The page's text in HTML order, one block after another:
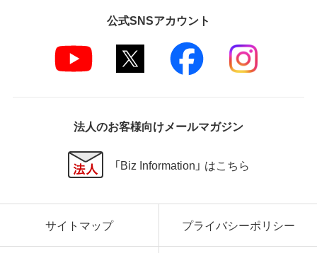
公式SNSアカウント
法人のお客様向けメールマガジン
「Biz Information」 はこちら
サイトマップ プライバシーポリシー